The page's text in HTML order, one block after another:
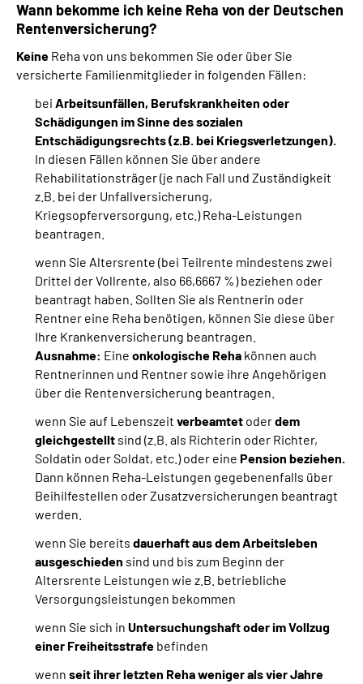
Wann bekomme ich keine Reha von der Deutschen
Rentenversicherung?
Keine Reha von uns bekommen Sie oder über Sie
versicherte Familienmitglieder in folgenden Fällen:
bei Arbeitsunfällen, Berufskrankheiten oder
Schädigungen im Sinne des sozialen
Entschädigungsrechts (z.B. bei Kriegsverletzungen).
In diesen Fällen können Sie über andere
Rehabilitationsträger (je nach Fall und Zuständigkeit
z.B. bei der Unfallversicherung,
Kriegsopferversorgung, etc.) Reha-Leistungen
beantragen.
wenn Sie Altersrente (bei Teilrente mindestens zwei
Drittel der Vollrente, also 66,6667 %) beziehen oder
beantragt haben. Sollten Sie als Rentnerin oder
Rentner eine Reha benötigen, können Sie diese über
Ihre Krankenversicherung beantragen.
Ausnahme: Eine onkologische Reha können auch
Rentnerinnen und Rentner sowie ihre Angehörigen
über die Rentenversicherung beantragen.
wenn Sie auf Lebenszeit verbeamtet oderdem
gleichgestellt sind (z.B. als Richterin oder Richter,
Soldatin oder Soldat, etc.) oder eine Pension beziehen.
Dann können Reha-Leistungen gegebenenfalls über
Beihilfestellen oder Zusatzversicherungen beantragt
werden.
wenn Sie bereits dauerhaft aus dem Arbeitsleben
ausgeschieden sind und bis zum Beginn der
Altersrente Leistungen wie z.B. betriebliche
Versorgungsleistungen bekommen
wenn Sie sich in Untersuchungshaft oder im Vollzug
einer Freiheitsstrafe befinden
wenn seit ihrer letzten Reha weniger als vier Jahre